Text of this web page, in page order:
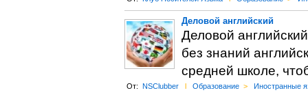
Деловой английский
Деловой
без знаний
средней школе,
От: NSClubber l Образование > Иностранные